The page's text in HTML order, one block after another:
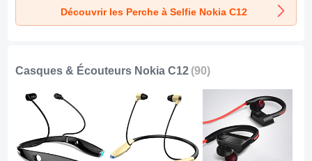
T34 pour Nokia
C12 Or et Noir
T32 pour Nokia
C12 Noir
T31 pour Nokia
C12 Bleu
Découvrir les Perche à Selfie Nokia C12
Casques & Écouteurs Nokia C12 (90)